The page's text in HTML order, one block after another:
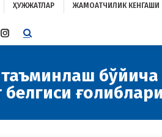
ҲУЖЖАТЛАР ЖАМОАТЧИЛИК КЕНГАШИ
INSTAGRAM
IN
NEW
WINDOW
ғолиблари